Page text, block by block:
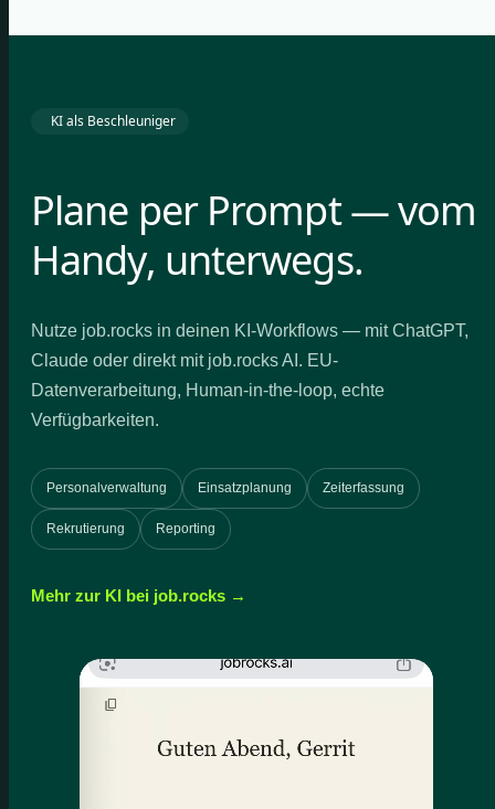
KI als Beschleuniger
Plane per Prompt — vom
Handy, unterwegs.
Nutze job.rocks in deinen KI-Workflows — mit ChatGPT,
Claude oder direkt mit job.rocks AI. EU-
Datenverarbeitung, Human-in-the-loop, echte
Verfügbarkeiten.
Personalverwaltung Einsatzplanung Zeiterfassung
Rekrutierung Reporting
Mehr zur KI bei job.rocks →